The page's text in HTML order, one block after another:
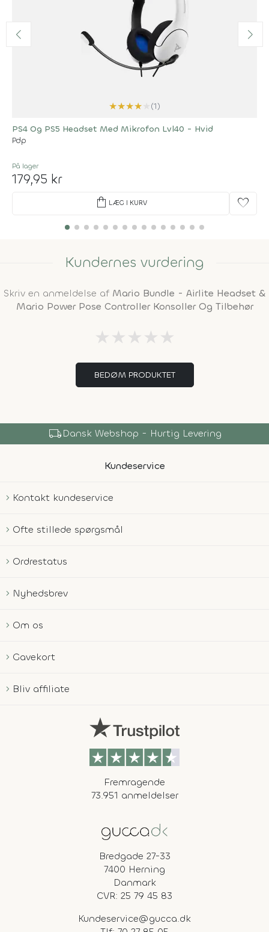
★★★★
(1)
PS4 Og PS5 Headset Med Mikrofon Lvl40 - Hvid
Pdp
På lager
179,95 kr
shopping_bag LÆG I KURV favorite
Kundernes vurdering
Skriv en anmeldelse af Mario Bundle - Airlite Headset &
Mario Power Pose Controller Konsoller Og Tilbehør
★ ★ ★ ★ ★
BEDØM PRODUKTET
local_shippingDansk Webshop - Hurtig Levering
Kundeservice
Kontakt kundeservice
Ofte stillede spørgsmål
Ordrestatus
Nyhedsbrev
Om os
Gavekort
Bliv affiliate
Fremragende
73.951 anmeldelser
Bredgade 27-33
7400 Herning
Danmark
CVR: 25 79 45 83
Kundeservice@gucca.dk